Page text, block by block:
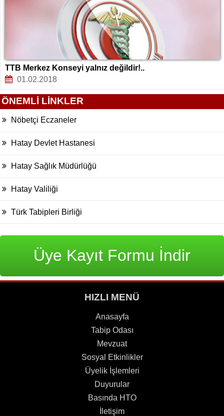
TTB Merkez Konseyi yalnız değildir!..
01.02.2018
ÖNEMLİ LİNKLER
Nöbetçi Eczaneler
Hatay Devlet Hastanesi
Hatay Sağlık Müdürlüğü
Hatay Valiliği
Türk Tabipleri Birliği
Üye Kayıt Formu İndir
HIZLI MENÜ
Anasayfa
Tabip Odası
Mevzuat
Sosyal Etkinlikler
Üyelik İşlemleri
Duyurular
Basında HTO
İletişim